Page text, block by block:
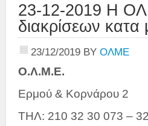
23-12-2019 Η
διακρίσεων
23/12/2019 BY ΟΛΜΕ
Ο.Λ.Μ.Ε.
Ερμού & Κορνάρου 2
ΤΗΛ: 210 32 30 073 –